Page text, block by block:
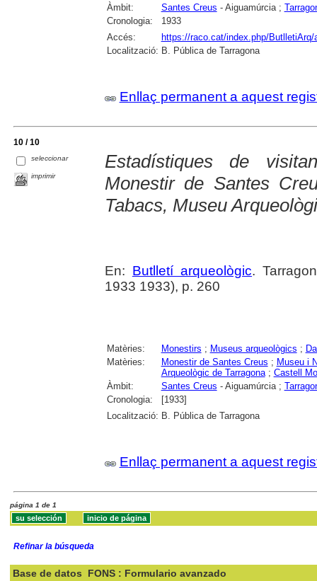
Àmbit:
Santes Creus - Aiguamúrcia ;
Cronologia:
1933
Accés:
https://raco.cat/index.php/ButlletiArq/
Localització: B. Pública de Tarragona
Enllaç permanent a aquest
10 / 10
seleccionar
imprimir
Estadístiques de
Monestir de Santes
Tabacs, Museu
En: Butlletí arqueològic.
1933 1933), p. 260
Matèries: Monestirs ; Museus arqueològics ;
Matèries:
Monestir de Santes Creus ; Museu i
Arqueològic de Tarragona; Castell
Àmbit:
Santes Creus - Aiguamúrcia ;
Cronologia:
[1933]
Localització: B. Pública de Tarragona
Enllaç permanent a aquest
página 1 de 1
Refinar la búsqueda
Base de datos FONS : Formulario avanzado